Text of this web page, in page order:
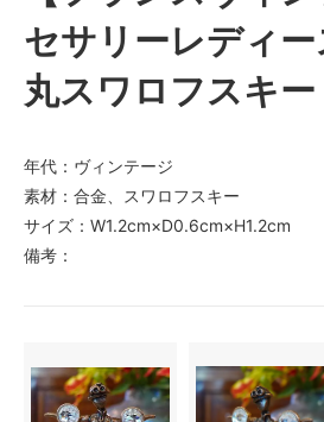
セサリーレディ
丸スワロフスキ
年代：ヴィンテージ
素材：合金、スワロフスキー
サイズ：W1.2cm×D0.6cm×H1.2cm
備考：